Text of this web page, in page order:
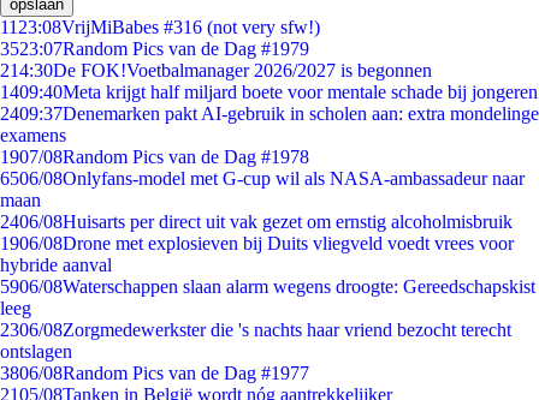
opslaan
11 23:08VrijMiBabes #316 (not very sfw!)
3523:07Random Pics van de Dag #1979
214:30De FOK!Voetbalmanager 2026/2027 is begonnen
1409:40Meta krijgt half miljard boete voor mentale schade bij jongeren
2409:37Denemarken pakt AI-gebruik in scholen aan: extra mondelinge
examens
1907/08Random Pics van de Dag #1978
6506/08Onlyfans-model met G-cup wil als NASA-ambassadeur naar
maan
2406/08Huisarts per direct uit vak gezet om ernstig alcoholmisbruik
1906/08Drone met explosieven bij Duits vliegveld voedt vrees voor
hybride aanval
5906/08Waterschappen slaan alarm wegens droogte: Gereedschapskist
leeg
2306/08Zorgmedewerkster die 's nachts haar vriend bezocht terecht
ontslagen
3806/08Random Pics van de Dag #1977
2105/08Tanken in België wordt nóg aantrekkelijker